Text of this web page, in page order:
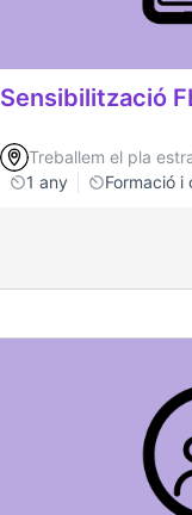
Sensibilització
Treballem el pla
1 any
Formació